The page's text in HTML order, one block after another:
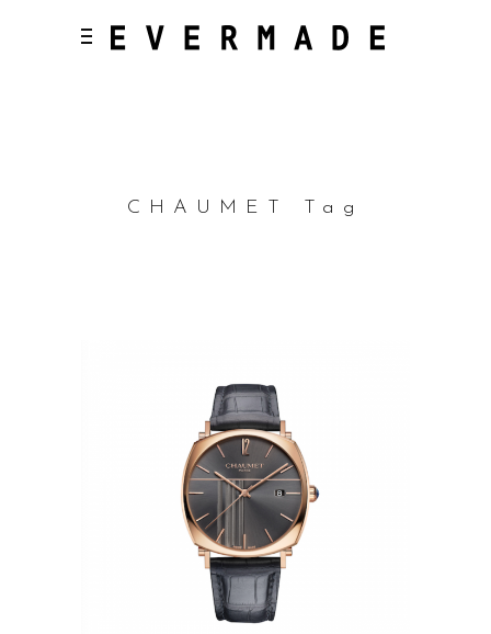
CHAUMET Tag